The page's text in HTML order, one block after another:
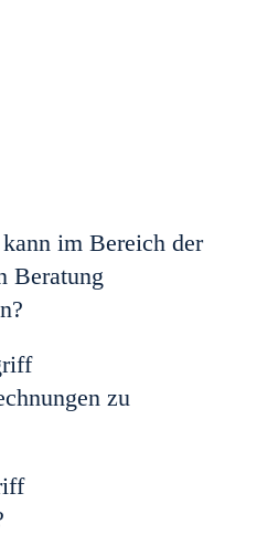
im Bereich der
Beratung
zu